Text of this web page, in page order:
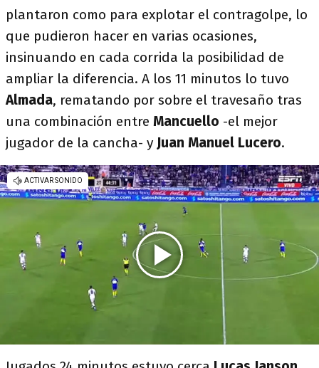
plantaron como para explotar el contragolpe, lo
que pudieron hacer en varias ocasiones,
insinuando en cada corrida la posibilidad de
ampliar la diferencia. A los 11 minutos lo tuvo
Almada, rematando por sobre el travesaño tras
una combinación entre Mancuello -el mejor
jugador de la cancha- y Juan Manuel Lucero.